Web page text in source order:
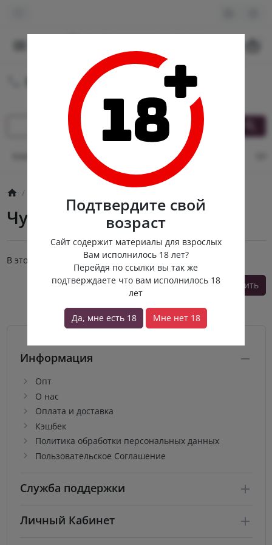
Подтвердите свой
возраст
Сайт содержит материалы для взрослых
Вам исполнилось 18 лет?
Перейдя по ссылки вы так же
подтверждаете что вам исполнилось 18
лет
Да, мне есть 18 Мне нет 18
8 (980) 222-88-55
Круглосуточная доставка
Оплата и доставка Кэшбек
Чулки и колготки
В этой категории нет товаров.
Продолжить
Информация
Опт
О нас
Оплата и доставка
Кэшбек
Политика обработки персональных данных
Пользовательское Соглашение
Служба поддержки
Личный Кабинет